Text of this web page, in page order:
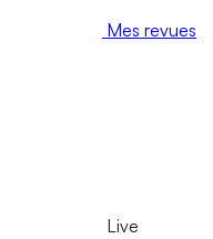
Mes revues
Live